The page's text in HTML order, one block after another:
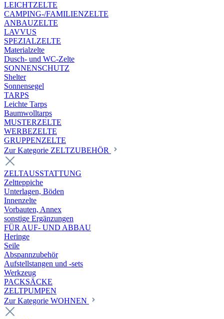
LEICHTZELTE
CAMPING-/FAMILIENZELTE
ANBAUZELTE
LAVVUS
SPEZIALZELTE
Materialzelte
Dusch- und WC-Zelte
SONNENSCHUTZ
Shelter
Sonnensegel
TARPS
Leichte Tarps
Baumwolltarps
MUSTERZELTE
WERBEZELTE
GRUPPENZELTE
Zur Kategorie ZELTZUBEHÖR
ZELTAUSSTATTUNG
Zeltteppiche
Unterlagen, Böden
Innenzelte
Vorbauten, Annex
sonstige Ergänzungen
FÜR AUF- UND ABBAU
Heringe
Seile
Abspannzubehör
Aufstellstangen und -sets
Werkzeug
PACKSÄCKE
ZELTPUMPEN
Zur Kategorie WOHNEN